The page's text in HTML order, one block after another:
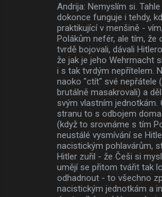
Andrija: Nemyslím si.
dokonce funguje i tehdy,
praktikující v menšině -
Polákům nefér, ale tím, že
tvrdě bojovali, dávali
že jak je jeho Wehrmacht
i s tak tvrdým nepřítelem.
naoko "ctít" své nepřátele
brutálně masakrovali) a
svým vlastním jednotkám.
stranu to s odbojem
(když to srovnáme s tím
neustálé vysmívání se
nacistickým pohlavárům,
Hitler zuřil - že Češi si
umějí se přitom tvářit tak
odhadnout - to všechno
nacistickým jednotkám a